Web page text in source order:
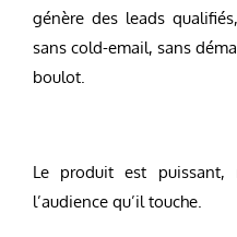
génère des leads
sans cold-email, sans
boulot.
Le produit est
l’audience qu’il touche.